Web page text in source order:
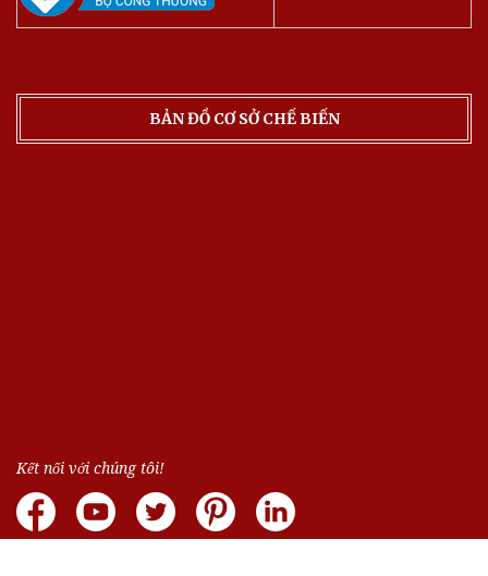
BẢN ĐỒ CƠ SỞ CHẾ BIẾN
Kết nối với chúng tôi!